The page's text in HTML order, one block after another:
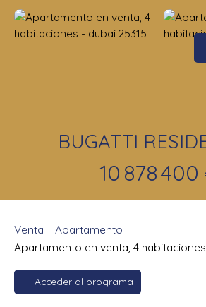
Estimación
BUGATTI
10 878 400
Venta
Apartamento
Apartamento en venta, 4
Acceder al programa